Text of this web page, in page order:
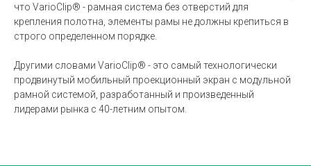
что VarioClip® - рамная система без отверстий для
крепления полотна, элементы рамы не должны крепиться в
строго определенном порядке.
Другими словами VarioClip® - это самый технологически
продвинутый мобильный проекционный экран с модульной
рамной системой, разработанный и произведенный
лидерами рынка с 40-летним опытом.